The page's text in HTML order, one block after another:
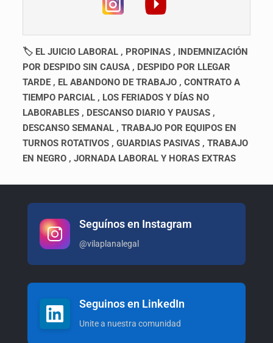
🏷 EL JUICIO LABORAL , PROPINAS , INDEMNIZACIÓN
POR DESPIDO SIN CAUSA , DESPIDO POR LLEGAR
TARDE , EL ABANDONO DE TRABAJO , CONTRATO A
TIEMPO PARCIAL , LOS FERIADOS Y DÍAS NO
LABORABLES , DESCANSO DIARIO Y PAUSAS ,
DESCANSO SEMANAL , TRABAJO POR EQUIPOS EN
TURNOS ROTATIVOS , GUARDIAS PASIVAS , TRABAJO
EN NEGRO , JORNADA LABORAL Y HORAS EXTRAS
Seguínos en Instagram
@vilaplanalegal
Seguinos en LinkedIn
Unite a nuestra comunidad